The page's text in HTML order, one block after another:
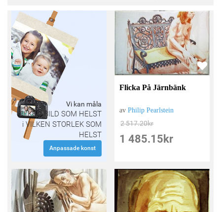
Vi kan måla
VILKEN BILD SOM HELST
i VILKEN STORLEK SOM
HELST
Anpassade konst
Flicka På Järnbänk
avPhilip Pearlstein
2 517.20kr
1 485.15 kr